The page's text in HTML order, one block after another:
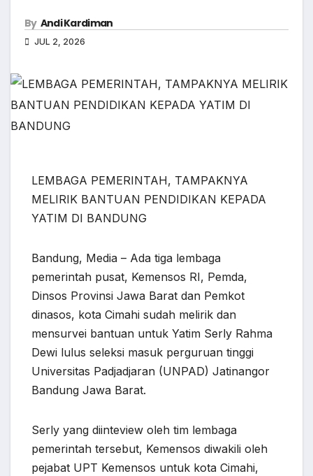
By Andi Kardiman
JUL 2, 2026
LEMBAGA PEMERINTAH, TAMPAKNYA
MELIRIK BANTUAN PENDIDIKAN KEPADA
YATIM DI BANDUNG
Bandung, Media – Ada tiga lembaga
pemerintah pusat, Kemensos RI, Pemda,
Dinsos Provinsi Jawa Barat dan Pemkot
dinasos, kota Cimahi sudah melirik dan
mensurvei bantuan untuk Yatim Serly Rahma
Dewi lulus seleksi masuk perguruan tinggi
Universitas Padjadjaran (UNPAD) Jatinangor
Bandung Jawa Barat.
Serly yang diinteview oleh tim lembaga
pemerintah tersebut, Kemensos diwakili oleh
pejabat UPT Kemensos untuk kota Cimahi,